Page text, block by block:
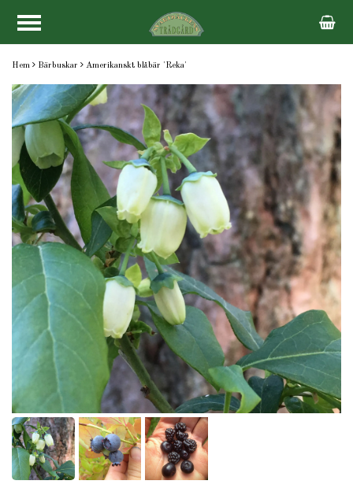
Hem Bärbuskar Amerikanskt blåbär 'Reka'